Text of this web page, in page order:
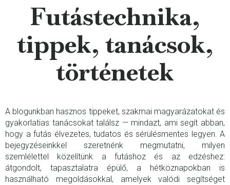
Futástechnika,
tippek, tanácsok,
történetek
A blogunkban hasznos tippeket, szakmai magyarázatokat és
gyakorlatias tanácsokat találsz — mindazt, ami segít abban,
hogy a futás élvezetes, tudatos és sérülésmentes legyen. A
bejegyzéseinkkel szeretnénk megmutatni, milyen
szemlélettel közelítünk a futáshoz és az edzéshez:
átgondolt, tapasztalatra épülő, a hétköznapokban is
használható megoldásokkal, amelyek valódi segítséget